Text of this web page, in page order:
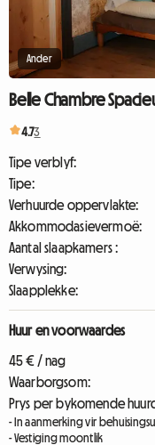
Ander
Belle Chambre
4.73
Tipe verblyf:
Tipe:
Verhuurde oppervlakte:
Akkommodasievermoë:
Aantal slaapkamers :
Verwysing:
Slaapplekke:
Huur en voorwaardes
45 € / nag
Waarborgsom:
Prys per bykomende
- In aanmerking vir
- Vestiging moontlik